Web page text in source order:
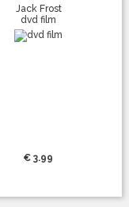
Jack Frost
dvd film
€ 3.99